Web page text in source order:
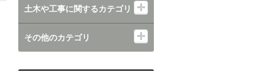
土木や工事に関するカテゴリ
その他のカテゴリ